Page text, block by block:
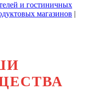
и гостиничных
магазинов |